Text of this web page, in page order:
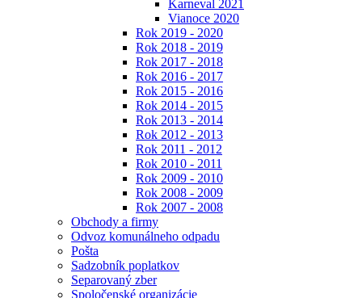
Karneval 2021
Vianoce 2020
Rok 2019 - 2020
Rok 2018 - 2019
Rok 2017 - 2018
Rok 2016 - 2017
Rok 2015 - 2016
Rok 2014 - 2015
Rok 2013 - 2014
Rok 2012 - 2013
Rok 2011 - 2012
Rok 2010 - 2011
Rok 2009 - 2010
Rok 2008 - 2009
Rok 2007 - 2008
Obchody a firmy
Odvoz komunálneho odpadu
Pošta
Sadzobník poplatkov
Separovaný zber
Spoločenské organizácie